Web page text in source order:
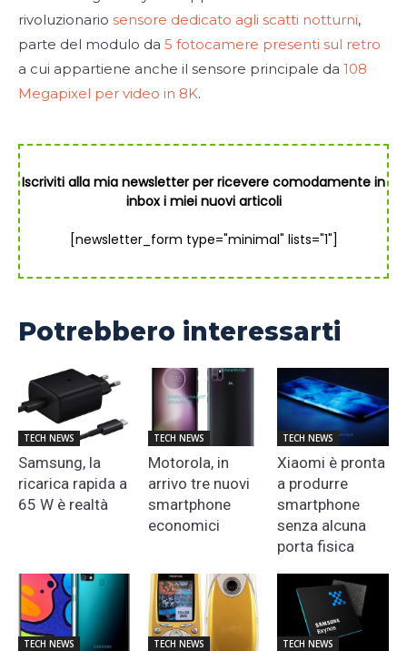
rivoluzionario sensore dedicato agli scatti notturni,
parte del modulo da 5 fotocamere presenti sul retro
a cui appartiene anche il sensore principale da 108
Megapixel per video in 8K.
Iscriviti alla mia newsletter per ricevere comodamente in
inbox i miei nuovi articoli
[newsletter_form type="minimal" lists="1"]
Potrebbero interessarti
TECH NEWS
Samsung, la
ricarica rapida a
65 W è realtà
TECH NEWS
Motorola, in
arrivo tre nuovi
smartphone
economici
TECH NEWS
Xiaomi è pronta
a produrre
smartphone
senza alcuna
porta fisica
TECH NEWS TECH NEWS TECH NEWS